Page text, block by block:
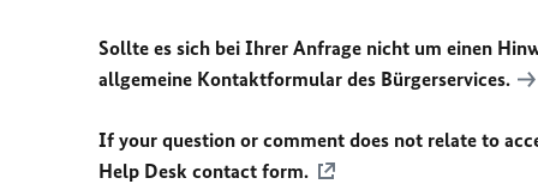
Sollte es sich bei Ihrer Anfrage nicht um einen
allgemeine Kontaktformular des Bürgerservices.
If your question or comment does not relate to
Help Desk contact form.